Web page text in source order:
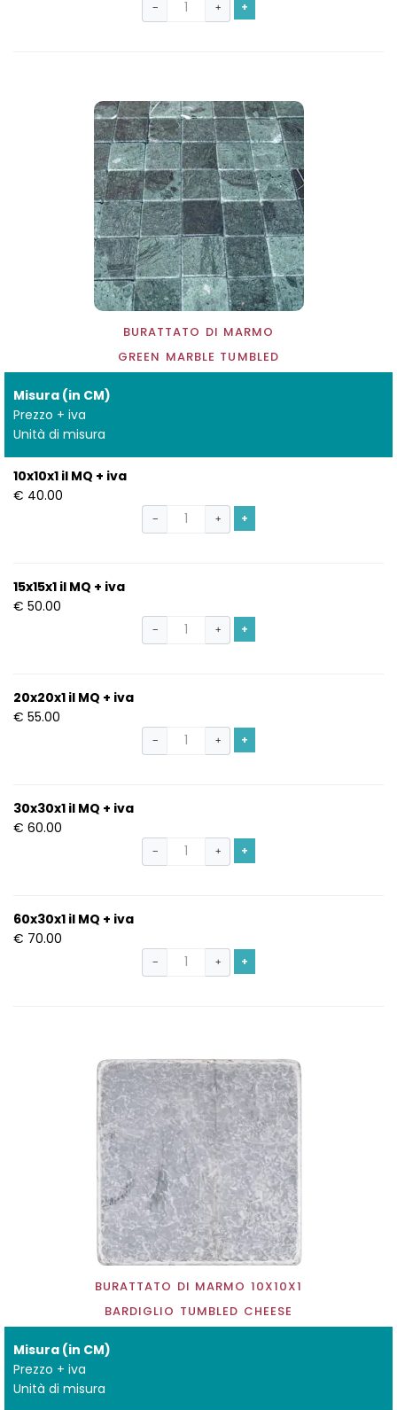
− + +
BURATTATO DI MARMO
GREEN MARBLE TUMBLED
Misura (in CM)
Prezzo + iva
Unità di misura
10x10x1 il MQ + iva
€ 40.00
− + +
15x15x1 il MQ + iva
€ 50.00
− + +
20x20x1 il MQ + iva
€ 55.00
− + +
30x30x1 il MQ + iva
€ 60.00
− + +
60x30x1 il MQ + iva
€ 70.00
− + +
BURATTATO DI MARMO 10X10X1
BARDIGLIO TUMBLED CHEESE
Misura (in CM)
Prezzo + iva
Unità di misura